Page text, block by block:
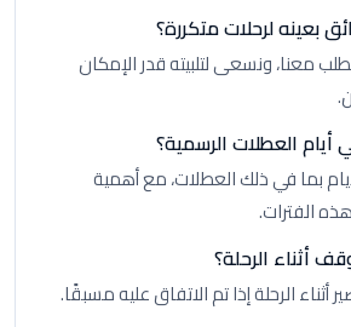
بعينه لرحلات متكررة؟
معنا، ونسعى لتلبيته قدر الإمكان
العطلات الرسمية؟
بما في ذلك العطلات، مع أهمية
الفترات.
أثناء الرحلة؟
الرحلة إذا تم الاتفاق عليه مسبقًا.